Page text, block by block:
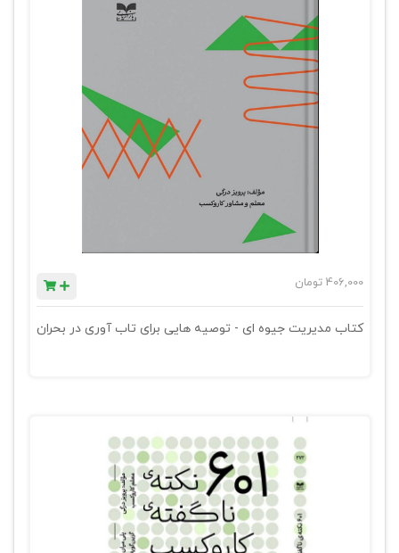
406,000 تومان
کتاب مدیریت جیوه ای - توصیه هایی برای تاب آوری در بحران